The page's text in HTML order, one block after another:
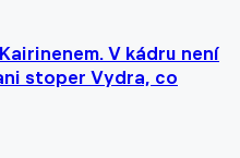
V kádru není
stoper Vydra, co